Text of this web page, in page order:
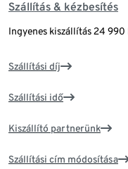
Szállítás & kézbesítés
Ingyenes kiszállítás 24
Szállítási díj
Szállítási idő
Kiszállító partnerünk
Szállítási cím módosítása